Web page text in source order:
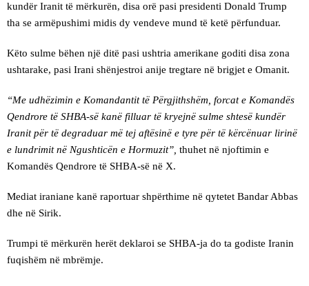
kundër Iranit të mërkurën, disa orë pasi presidenti Donald Trump
tha se armëpushimi midis dy vendeve mund të ketë përfunduar.
Këto sulme bëhen një ditë pasi ushtria amerikane goditi disa zona
ushtarake, pasi Irani shënjestroi anije tregtare në brigjet e Omanit.
“Me udhëzimin e Komandantit të Përgjithshëm, forcat e Komandës
Qendrore të SHBA-së kanë filluar të kryejnë sulme shtesë kundër
Iranit për të degraduar më tej aftësinë e tyre për të kërcënuar lirinë
e lundrimit në Ngushticën e Hormuzit”, thuhet në njoftimin e
Komandës Qendrore të SHBA-së në X.
Mediat iraniane kanë raportuar shpërthime në qytetet Bandar Abbas
dhe në Sirik.
Trumpi të mërkurën herët deklaroi se SHBA-ja do ta godiste Iranin
fuqishëm në mbrëmje.